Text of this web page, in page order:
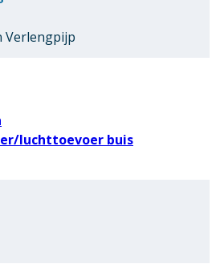
Verlengpijp
luchttoevoer buis